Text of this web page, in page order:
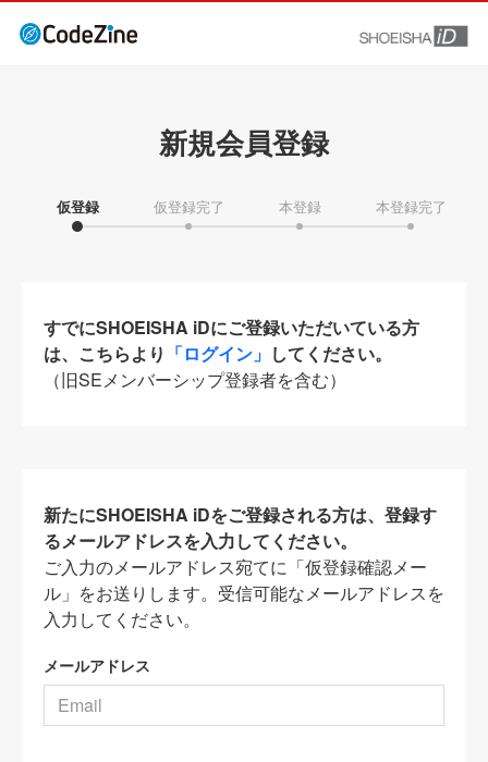
新規会員登録
仮登録 仮登録完了 本登録 本登録完了
すでにSHOEISHA iDにご登録いただいている方
は、こちらより 「ログイン」 してください。
（旧SEメンバーシップ登録者を含む）
新たにSHOEISHA iDをご登録される方は、登録す
るメールアドレスを入力してください。
ご入力のメールアドレス宛てに「仮登録確認メー
ル」をお送りします。受信可能なメールアドレスを
入力してください。
メールアドレス